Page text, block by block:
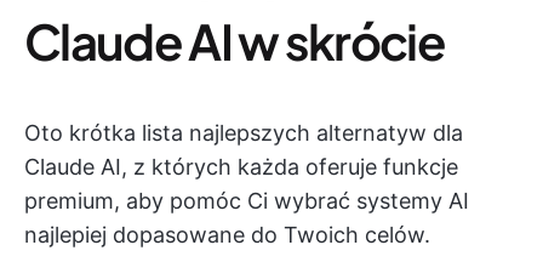
Claude AI w skrócie
Oto krótka lista najlepszych alternatyw dla
Claude AI, z których każda oferuje funkcje
premium, aby pomóc Ci wybrać systemy AI
najlepiej dopasowane do Twoich celów.